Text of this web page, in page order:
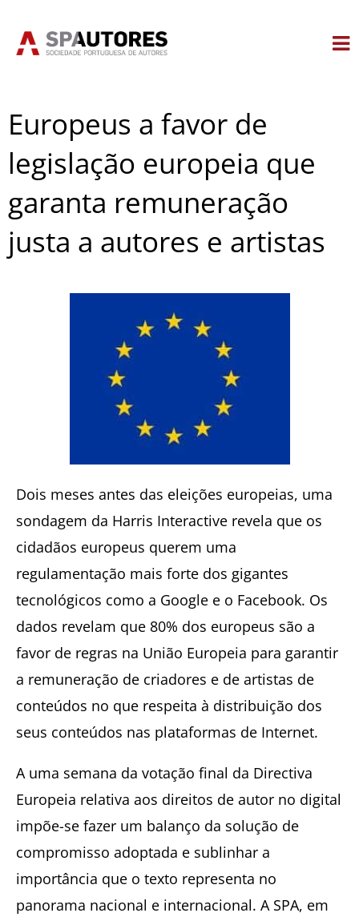
Europeus a favor de
legislação europeia que
garanta remuneração
justa a autores e artistas
Dois meses antes das eleições europeias, uma
sondagem da Harris Interactive revela que os
cidadãos europeus querem uma
regulamentação mais forte dos gigantes
tecnológicos como a Google e o Facebook. Os
dados revelam que 80% dos europeus são a
favor de regras na União Europeia para garantir
a remuneração de criadores e de artistas de
conteúdos no que respeita à distribuição dos
seus conteúdos nas plataformas de Internet.
A uma semana da votação final da Directiva
Europeia relativa aos direitos de autor no digital
impõe-se fazer um balanço da solução de
compromisso adoptada e sublinhar a
importância que o texto representa no
panorama nacional e internacional. A SPA, em